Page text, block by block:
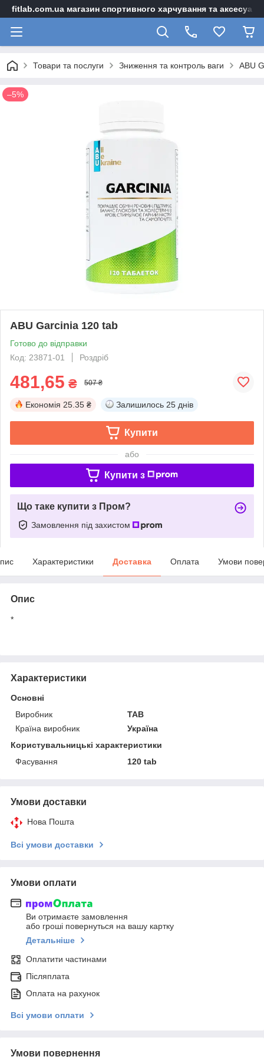
fitlab.com.ua магазин спортивного харчування та
Товари та послуги Зниження та контроль ваги ABU
–5%
ABU Garcinia 120 tab
Готово до відправки
Код: 23871-01
Роздріб
481,65 ₴ 507 ₴
Економія 25.35 ₴ Залишилось 25 днів
Купити
або
Купити з
Що таке купити з Пром?
Замовлення під захистом
Характеристики Доставка Оплата Умови
Опис
*
Характеристики
Основні
Виробник
TAB
Країна виробник
Україна
Користувальницькі характеристики
Фасування
120 tab
Умови доставки
Нова Пошта
Всі умови доставки
Умови оплати
Ви отримаєте замовлення
або гроші повернуться на вашу картку
Детальніше
Оплатити частинами
Післяплата
Оплата на рахунок
Всі умови оплати
Умови повернення